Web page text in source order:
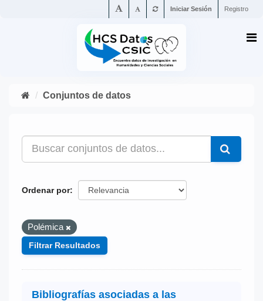
Iniciar Sesión Registro
Conjuntos de datos
Ordenar por
Polémica
Filtrar Resultados
Bibliografías asociadas a las